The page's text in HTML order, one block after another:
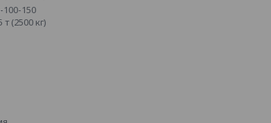
150
(2500 кг)